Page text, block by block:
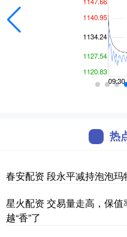
热
春安配资 段永平减持泡泡玛
星火配资 交易量走高，保
越“香”了